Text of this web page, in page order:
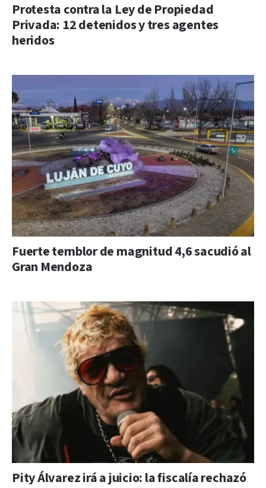
Protesta contra la Ley de Propiedad
Privada: 12 detenidos y tres agentes
heridos
Fuerte temblor de magnitud 4,6 sacudió al
Gran Mendoza
Pity Álvarez irá a juicio: la fiscalía rechazó